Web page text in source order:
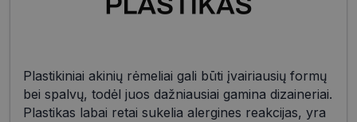
Plastikiniai akinių rėmeliai gali būti įvairiausių formų
bei spalvų, todėl juos dažniausiai gamina dizaineriai.
Plastikas labai retai sukelia alergines reakcijas, yra